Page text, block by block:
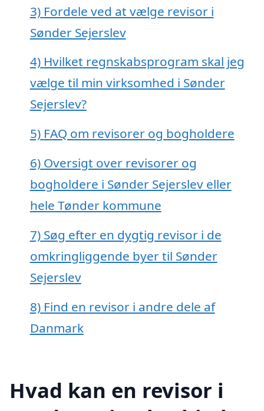
3) Fordele ved at vælge revisor i
Sønder Sejerslev
4) Hvilket regnskabsprogram skal jeg
vælge til min virksomhed i Sønder
Sejerslev?
5) FAQ om revisorer og bogholdere
6) Oversigt over revisorer og
bogholdere i Sønder Sejerslev eller
hele Tønder kommune
7) Søg efter en dygtig revisor i de
omkringliggende byer til Sønder
Sejerslev
8) Find en revisor i andre dele af
Danmark
Hvad kan en revisor i